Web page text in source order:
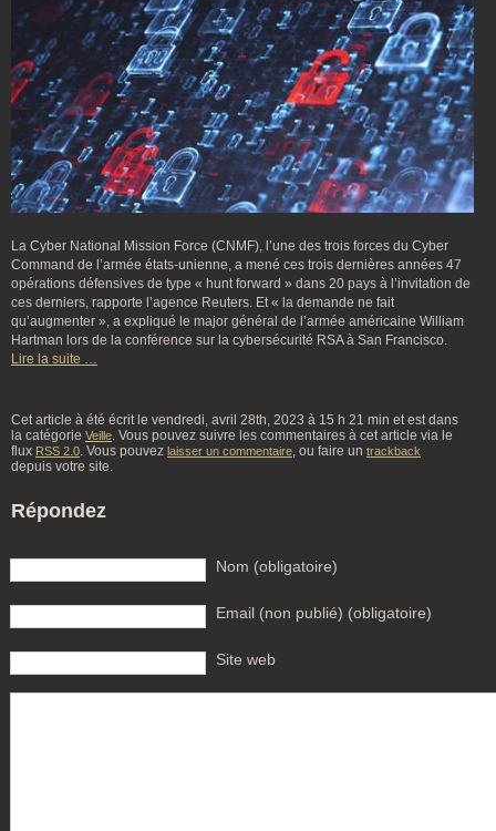
La Cyber National Mission Force (CNMF), l’une des trois forces du Cyber
Command de l’armée états-unienne, a mené ces trois dernières années 47
opérations défensives de type « hunt forward » dans 20 pays à l’invitation de
ces derniers, rapporte l’agence Reuters. Et « la demande ne fait
qu’augmenter », a expliqué le major général de l’armée américaine William
Hartman lors de la conférence sur la cybersécurité RSA à San Francisco.
Lire la suite …
Cet article à été écrit le vendredi, avril 28th, 2023 à 15 h 21 min et est dans
la catégorie Veille. Vous pouvez suivre les commentaires à cet article via le
flux RSS 2.0. Vous pouvez laisser un commentaire, ou faire un trackback
depuis votre site.
Répondez
Nom (obligatoire)
Email (non publié) (obligatoire)
Site web